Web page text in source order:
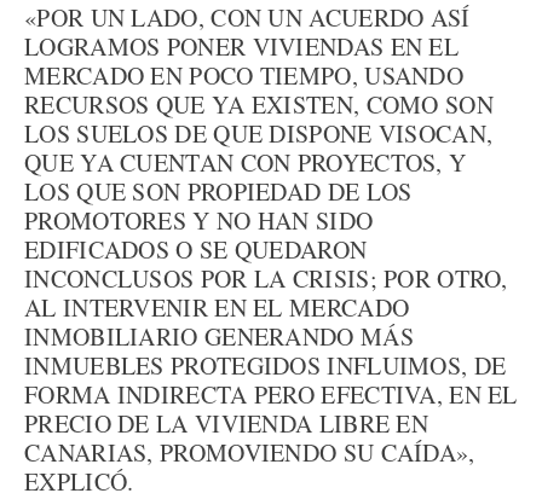
«POR UN LADO, CON UN ACUERDO ASÍ
LOGRAMOS PONER VIVIENDAS EN EL
MERCADO EN POCO TIEMPO, USANDO
RECURSOS QUE YA EXISTEN, COMO SON
LOS SUELOS DE QUE DISPONE VISOCAN,
QUE YA CUENTAN CON PROYECTOS, Y
LOS QUE SON PROPIEDAD DE LOS
PROMOTORES Y NO HAN SIDO
EDIFICADOS O SE QUEDARON
INCONCLUSOS POR LA CRISIS; POR OTRO,
AL INTERVENIR EN EL MERCADO
INMOBILIARIO GENERANDO MÁS
INMUEBLES PROTEGIDOS INFLUIMOS, DE
FORMA INDIRECTA PERO EFECTIVA, EN EL
PRECIO DE LA VIVIENDA LIBRE EN
CANARIAS, PROMOVIENDO SU CAÍDA»,
EXPLICÓ.